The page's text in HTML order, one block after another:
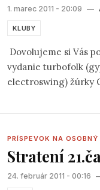
1. marec 2011 - 20:09 —
KLUBY
Dovolujeme si Vás
vydanie turbofolk
electroswing) žúrky
PRÍSPEVOK NA OSOBNÝ
Stratení
24. február 2011 - 00:16